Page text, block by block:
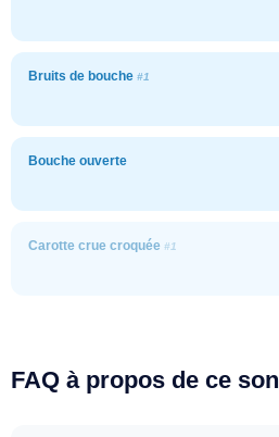
Bruits de bouche #1
Bouche ouverte
Carotte crue croquée #1
FAQ à propos de ce son